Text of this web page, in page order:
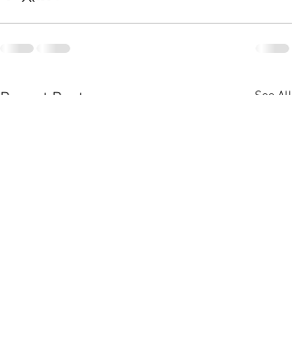
Recent Posts See All